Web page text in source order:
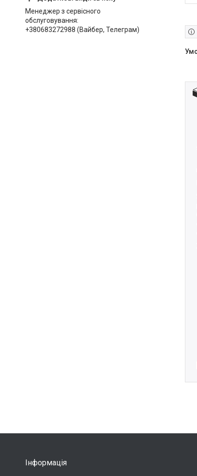
Менеджер з сервісного
обслуговування
+380683272988 (Вайбер, Телеграм)
Інформація